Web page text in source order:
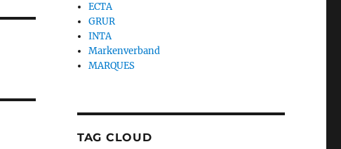
ECTA
GRUR
INTA
Markenverband
MARQUES
TAG CLOUD